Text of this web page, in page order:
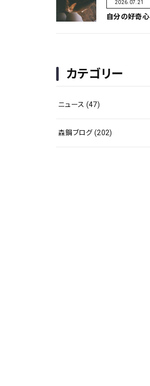
2026.07.21
自分の好奇
カテゴリー
ニュース (47)
森鋼ブログ(202)